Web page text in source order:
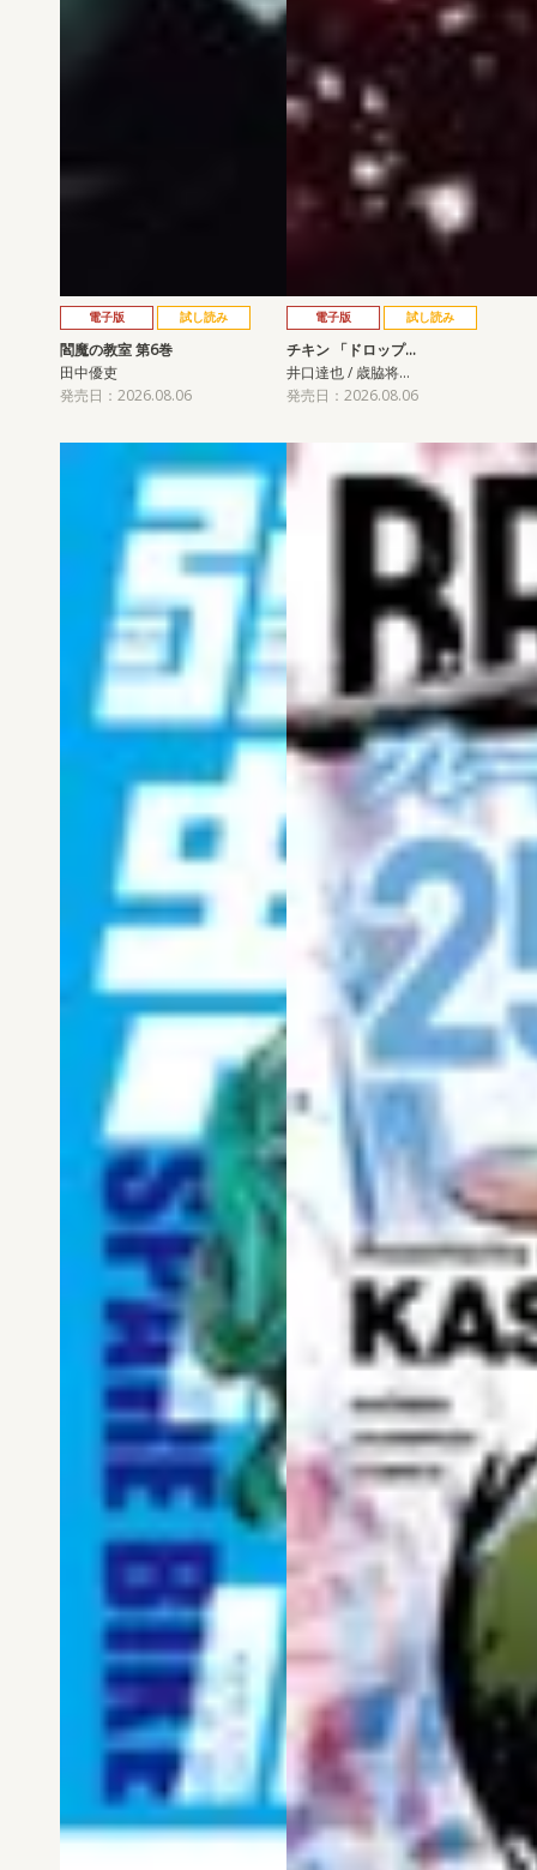
電子版 試し読み
閻魔の教室 第6巻
田中優吏
発売日：2026.08.06
電子版 試し読み
チキン 「ドロップ…
井口達也 / 歳脇将…
発売日：2026.08.06